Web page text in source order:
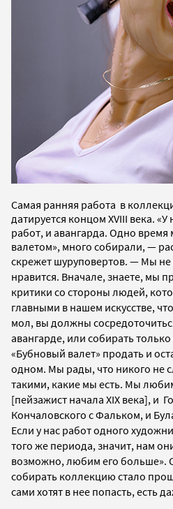
Самая ранняя работа в
датируется концом XVIII века.
работ, и авангарда. Одно
валетом», много собирали, —
скрежет шуруповертов. — Мы не
нравится. Вначале, знаете, мы
критики со стороны людей,
главными в нашем искусстве,
мол, вы должны
авангарде, или собирать
«Бубновый валет» продать и
одном. Мы рады, что никого не
такими, какие мы есть. Мы
[пейзажист начала XIX века], и
Кончаловского с Фальком, и
Если у нас работ одного
того же периода, значит, нам
возможно, любим его больше».
собирать коллекцию стало
сами хотят в нее попасть, есть